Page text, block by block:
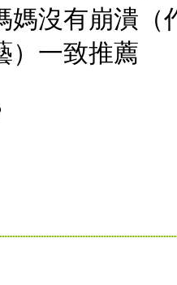
媽沒有崩潰（
）一致推薦